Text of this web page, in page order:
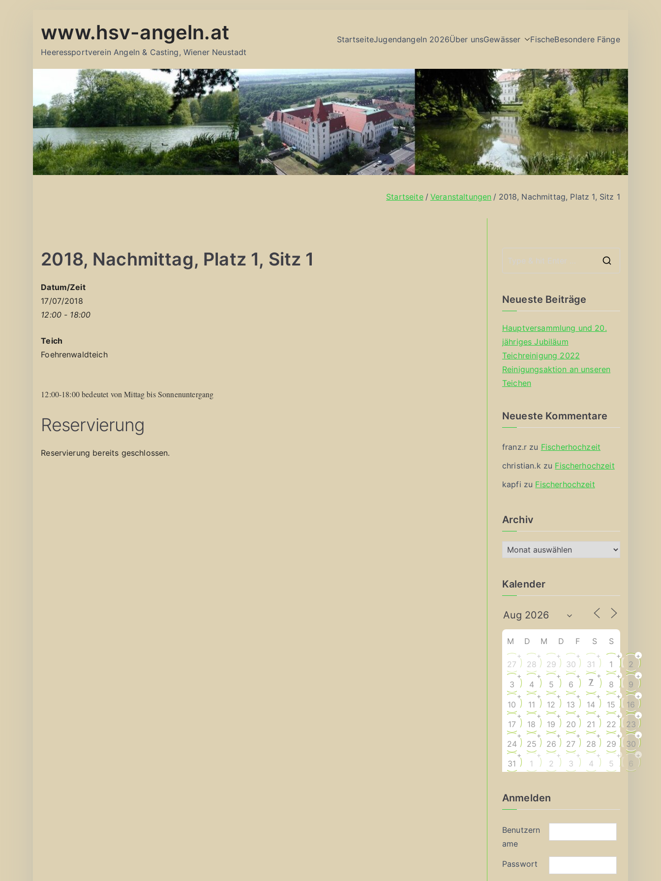
Inhalt
www.hsv-angeln.at
Heeressportverein Angeln & Casting, Wiener Neustadt
StartseiteJugendangeln 2026Über unsGewässer FischeBesondere Fänge
Startseite Veranstaltungen 2018, Nachmittag, Platz 1, Sitz 1
2018, Nachmittag, Platz 1, Sitz 1
Datum/Zeit
17/07/2018
12:00 - 18:00
Teich
Foehrenwaldteich
12:00-18:00 bedeutet von Mittag bis Sonnenuntergang
Reservierung
Reservierung bereits geschlossen.
Neueste Beiträge
Hauptversammlung und 20.
jähriges Jubiläum
Teichreinigung 2022
Reinigungsaktion an unseren
Teichen
Neueste Kommentare
franz.r zu Fischerhochzeit
christian.k zu Fischerhochzeit
kapfi zu Fischerhochzeit
Archiv
r
h
v
Kalender
M D M D F S S
27
+
28
+
29
+
30
+
31
+
1
+
2
+
3
+
4
+
5
+
6
+
7
+
8
+
9
+
10
+
11
+
12
+
13
+
14
+
15
+
16
+
17
+
18
+
19
+
20
+
21
+
22
+
23
+
24
+
25
+
26
+
27
+
28
+
29
+
30
+
31
+
1
+
2
+
3
+
4
+
5
+
6
+
Anmelden
Benutzern
ame
Passwort